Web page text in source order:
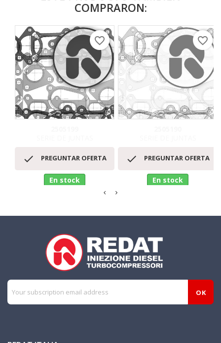
COMPRARON:
 PREGUNTAR OFERTA
En stock
favorite_border
 PREGUNTAR OFERTA
En stock
favorite_border